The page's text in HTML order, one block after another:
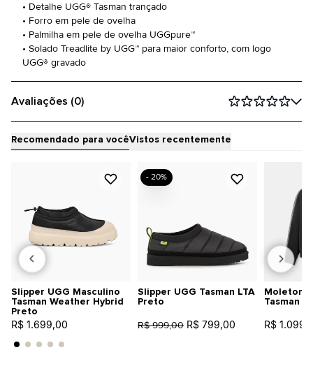
• Detalhe UGG® Tasman trançado
• Forro em pele de ovelha
• Palmilha em pele de ovelha UGGpure™
• Solado Treadlite by UGG™ para maior conforto, com logo
UGG® gravado
Avaliações (0)
Recomendado para vocêVistos recentemente
Slipper UGG Masculino
Tasman Weather Hybrid
Preto
R$ 1.699,00
Slipper UGG Tasman LTA
Preto
R$ 999,00 R$ 799,00
- 20%
Moletom
Tasman
R$